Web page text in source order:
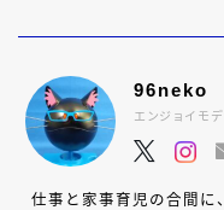
96neko
エンジョイモ
仕事と家事育児の合間に